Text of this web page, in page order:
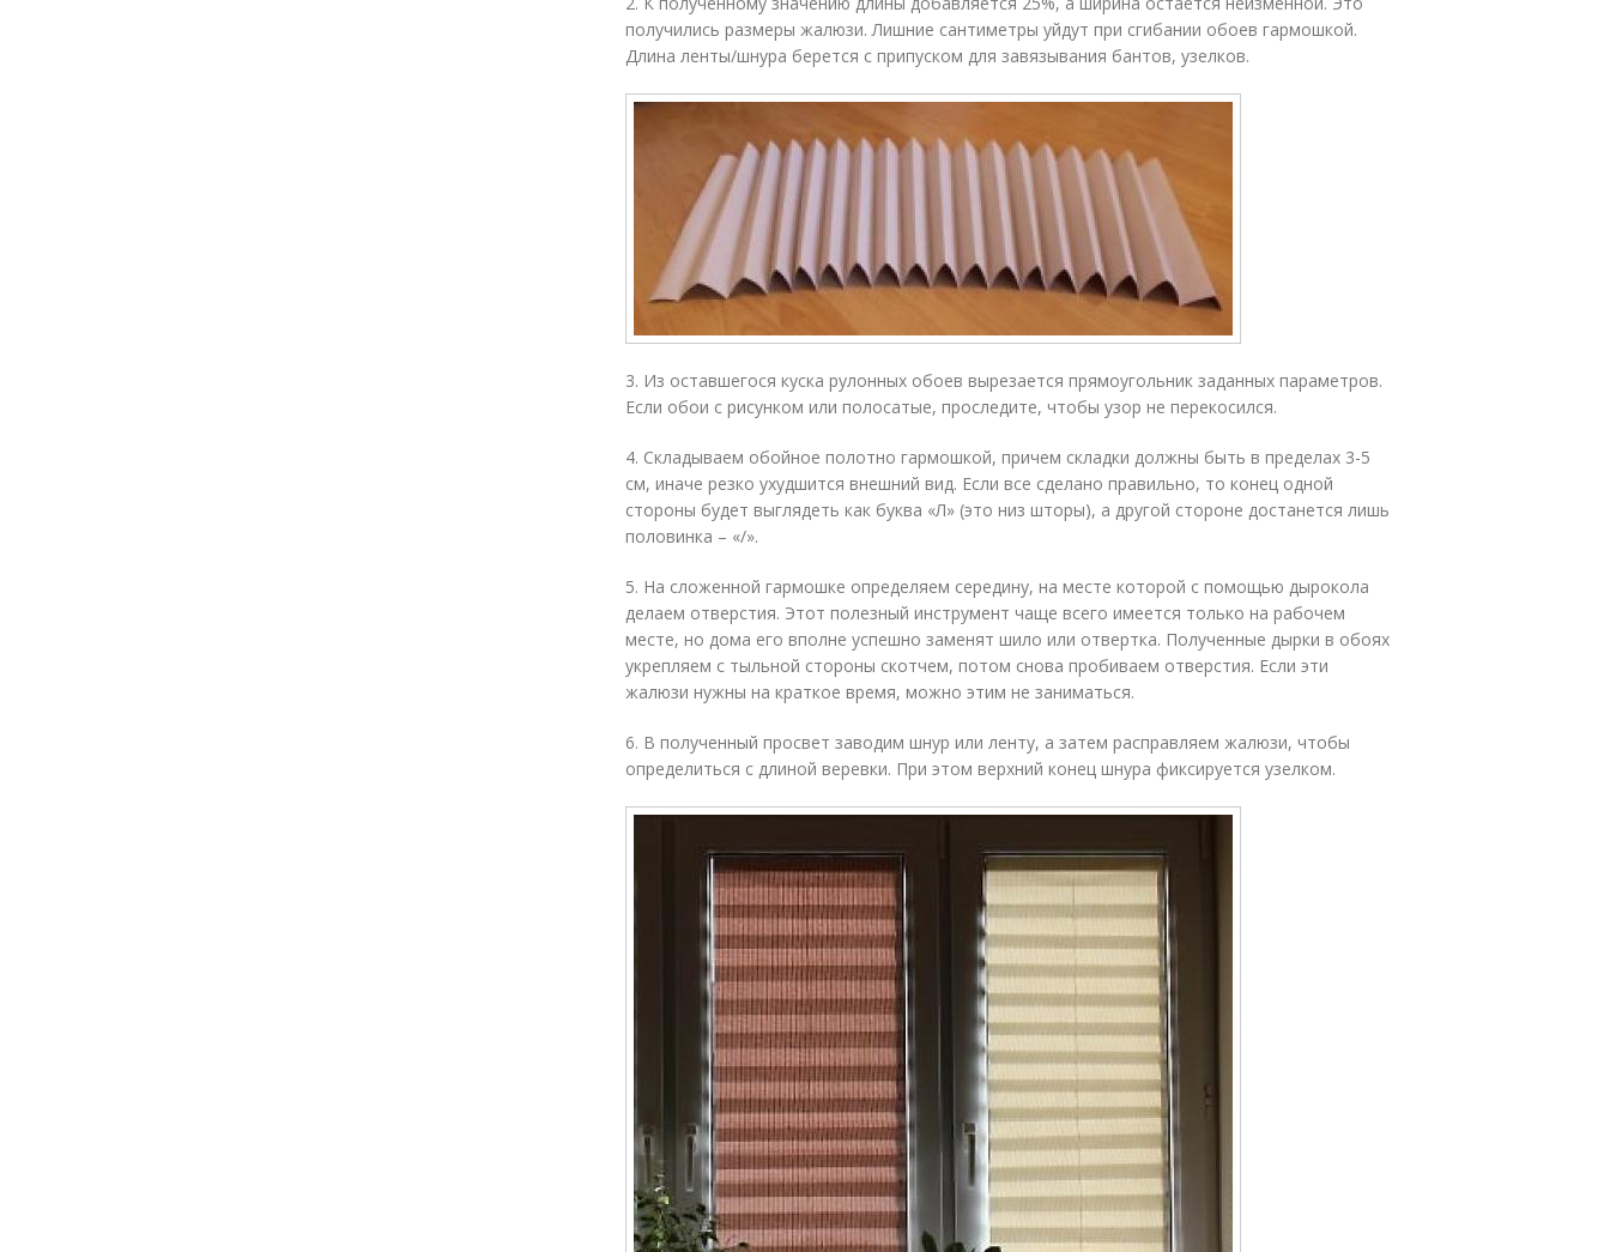
получились размеры жалюзи. Лишние сантиметры уйдут при сгибании обоев гармошкой.
Длина ленты/шнура берется с припуском для завязывания бантов, узелков.
3. Из оставшегося куска рулонных обоев вырезается прямоугольник заданных параметров.
Если обои с рисунком или полосатые, проследите, чтобы узор не перекосился.
4. Складываем обойное полотно гармошкой, причем складки должны быть в пределах 3-5
см, иначе резко ухудшится внешний вид. Если все сделано правильно, то конец одной
стороны будет выглядеть как буква «Л» (это низ шторы), а другой стороне достанется лишь
половинка – «/».
5. На сложенной гармошке определяем середину, на месте которой с помощью дырокола
делаем отверстия. Этот полезный инструмент чаще всего имеется только на рабочем
месте, но дома его вполне успешно заменят шило или отвертка. Полученные дырки в обоях
укрепляем с тыльной стороны скотчем, потом снова пробиваем отверстия. Если эти
жалюзи нужны на краткое время, можно этим не заниматься.
6. В полученный просвет заводим шнур или ленту, а затем расправляем жалюзи, чтобы
определиться с длиной веревки. При этом верхний конец шнура фиксируется узелком.